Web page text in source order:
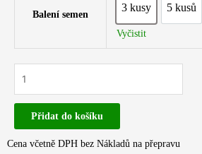
Balení semen
3 kusy
3 kusy
5 kusů
5 kusů
Vyčistit
Seeds
-
SWEET
CREAM
XXL
Přidat do košíku
Cena včetně DPH bez Nákladů na přepravu